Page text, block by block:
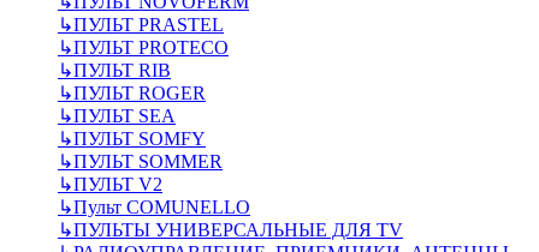
↳ПУЛЬТ PRASTEL
↳ПУЛЬТ PROTECO
↳ПУЛЬТ RIB
↳ПУЛЬТ ROGER
↳ПУЛЬТ SEA
↳ПУЛЬТ SOMFY
↳ПУЛЬТ SOMMER
↳ПУЛЬТ V2
↳Пульт СOMUNELLO
↳ПУЛЬТЫ УНИВЕРСАЛЬНЫЕ ДЛЯ TV